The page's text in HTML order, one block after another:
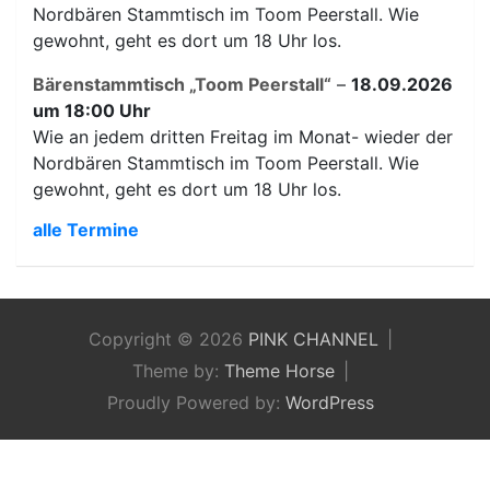
Nordbären Stammtisch im Toom Peerstall. Wie
gewohnt, geht es dort um 18 Uhr los.
Bärenstammtisch „Toom Peerstall“ – 18.09.2026
um 18:00 Uhr
Wie an jedem dritten Freitag im Monat- wieder der
Nordbären Stammtisch im Toom Peerstall. Wie
gewohnt, geht es dort um 18 Uhr los.
alle Termine
Copyright © 2026 PINK CHANNEL
Theme by: Theme Horse
Proudly Powered by: WordPress